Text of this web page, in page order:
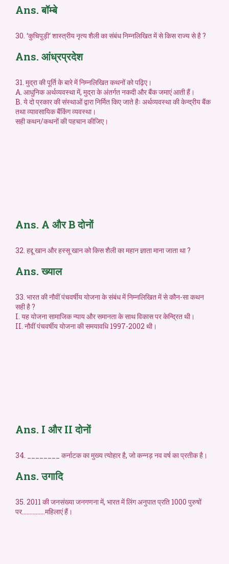
Ans. बॉम्बे
30. ‘कुचिपुड़ी‘ शास्त्रीय नृत्य शैली का संबंध निम्नलिखित में से किस राज्य से है ?
Ans. आंध्रप्रदेश
31. मुद्रा की पूर्ति के बारे में निम्नलिखित कथनों को पढ़िए।
A. आधुनिक अर्थव्यवस्था में, मुद्रा के अंतर्गत नकदी और बैंक जमाएं आती हैं।
B. ये दो प्रकार की संस्थाओं द्वारा निर्मित किए जाते हैः अर्थव्यवस्था की केन्द्रीय बैंक
तथा व्यावसायिक बैंकिंग व्यवस्था।
सही कथन/कथनों की पहचान कीजिए।
Ans. A और B दोनों
32. हद्दू खान और हस्सू खान को किस शैली का महान ज्ञाता माना जाता था ?
Ans. ख्याल
33. भारत की नौवीं पंचवर्षीय योजना के संबंध में निम्नलिखित में से कौन-सा कथन
सही है ?
I. यह योजना सामाजिक न्याय और समानता के साथ विकास पर केन्द्रित थी।
II. नौवीं पंचवर्षीय योजना की समयावधि 1997-2002 थी।
Ans. I और II दोनों
34. ________ कर्नाटक का मुख्य त्योहार है, जो कन्नड़ नव वर्ष का प्रतीक है।
Ans. उगादि
35. 2011 की जनसंख्या जनगणना में, भारत में लिंग अनुपात प्रति 1000 पुरुषों
पर……………महिलाएं हैं।